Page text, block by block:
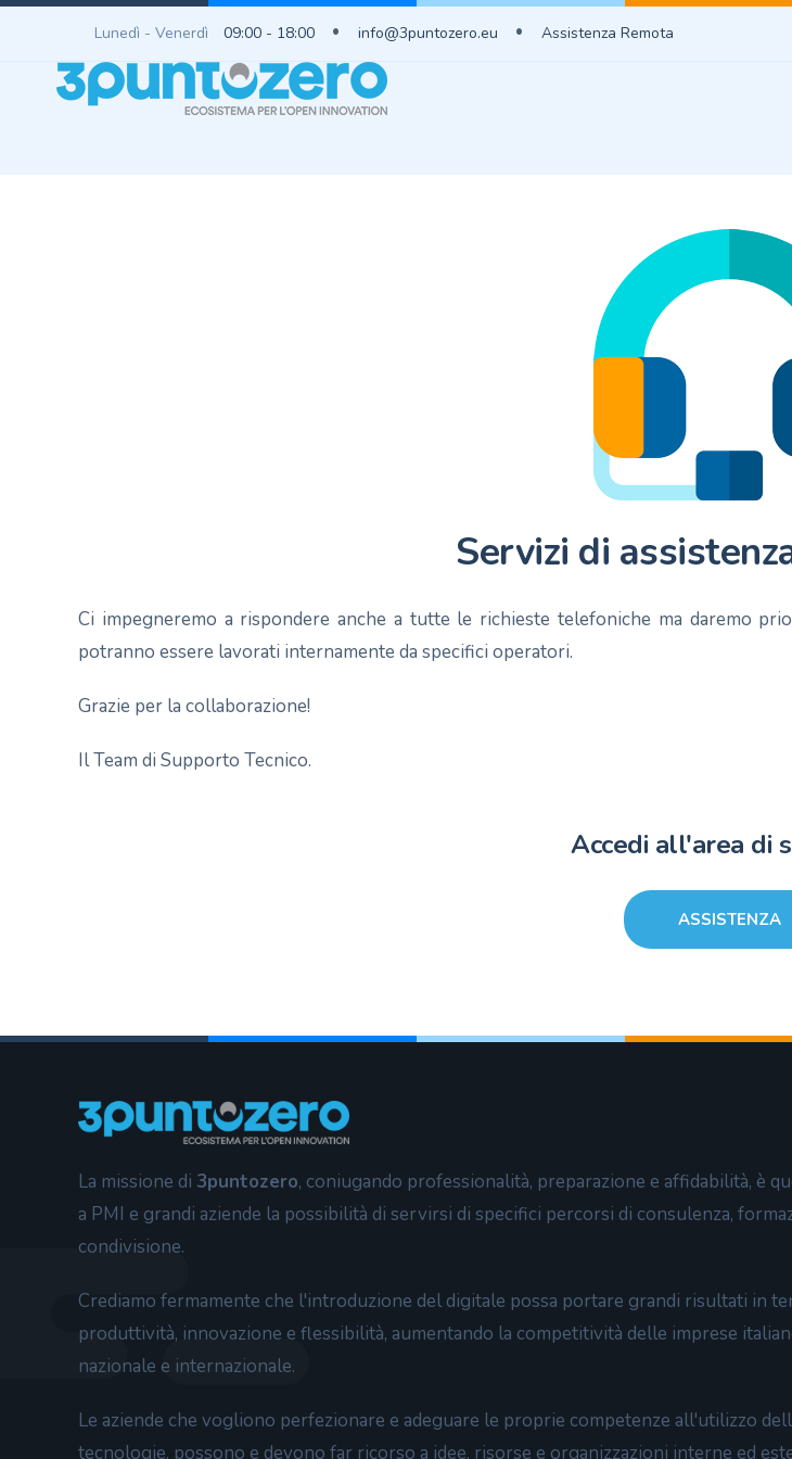
Lunedì - Venerdì 09:00 - 18:00 info@3puntozero.eu Assistenza Remota
Servizi di
Ci impegneremo a rispondere anche a tutte le richieste telefoniche ma daremo
potranno essere lavorati internamente da specifici operatori.
Grazie per la collaborazione!
Il Team di Supporto Tecnico.
Accedi all'area di
ASSISTENZA
La missione di 3puntozero, coniugando professionalità, preparazione e affidabilità, è
a PMI e grandi aziende la possibilità di servirsi di specifici percorsi di consulenza,
condivisione.
Crediamo fermamente che l'introduzione del digitale possa portare grandi risultati in
produttività, innovazione e flessibilità, aumentando la competitività delle imprese
nazionale e internazionale.
Le aziende che vogliono perfezionare e adeguare le proprie competenze all'utilizzo
tecnologie, possono e devono far ricorso a idee, risorse e organizzazioni interne ed